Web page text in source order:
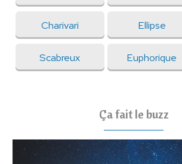
Charivari Ellipse
Scabreux Euphorique
Ça fait le buzz